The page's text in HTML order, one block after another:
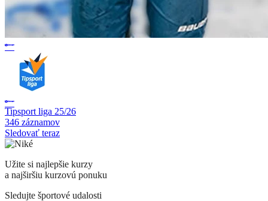
Tipsport liga 25/26
346 záznamov
Sledovať teraz
Užite si najlepšie kurzy
a najširšiu kurzovú ponuku
Sledujte športové udalosti